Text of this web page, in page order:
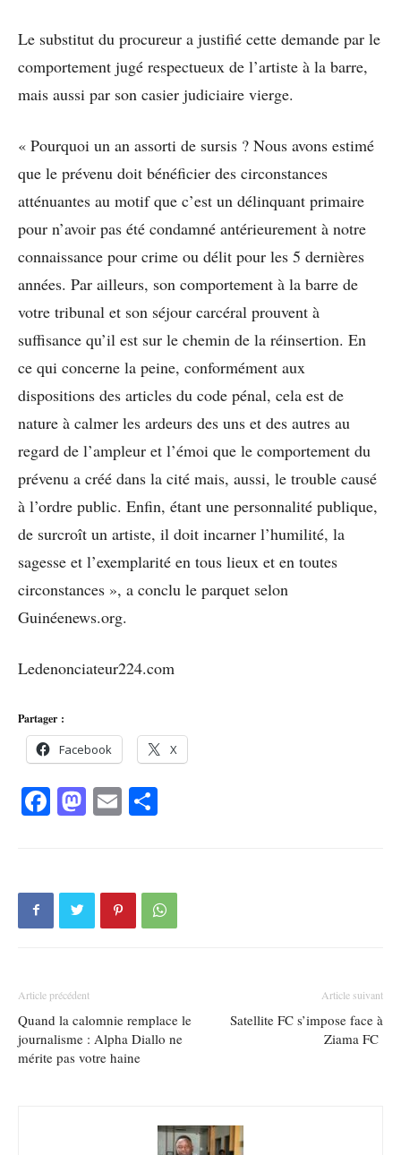
Le substitut du procureur a justifié cette demande par le
comportement jugé respectueux de l’artiste à la barre,
mais aussi par son casier judiciaire vierge.
« Pourquoi un an assorti de sursis ? Nous avons estimé
que le prévenu doit bénéficier des circonstances
atténuantes au motif que c’est un délinquant primaire
pour n’avoir pas été condamné antérieurement à notre
connaissance pour crime ou délit pour les 5 dernières
années. Par ailleurs, son comportement à la barre de
votre tribunal et son séjour carcéral prouvent à
suffisance qu’il est sur le chemin de la réinsertion. En
ce qui concerne la peine, conformément aux
dispositions des articles du code pénal, cela est de
nature à calmer les ardeurs des uns et des autres au
regard de l’ampleur et l’émoi que le comportement du
prévenu a créé dans la cité mais, aussi, le trouble causé
à l’ordre public. Enfin, étant une personnalité publique,
de surcroît un artiste, il doit incarner l’humilité, la
sagesse et l’exemplarité en tous lieux et en toutes
circonstances », a conclu le parquet selon
Guinéenews.org.
Ledenonciateur224.com
Partager :
Facebook X
Facebook
Mastodon
Email
Article précédent
Quand la calomnie remplace le
journalisme : Alpha Diallo ne
mérite pas votre haine
Article suivant
Satellite FC s’impose face à
Ziama FC